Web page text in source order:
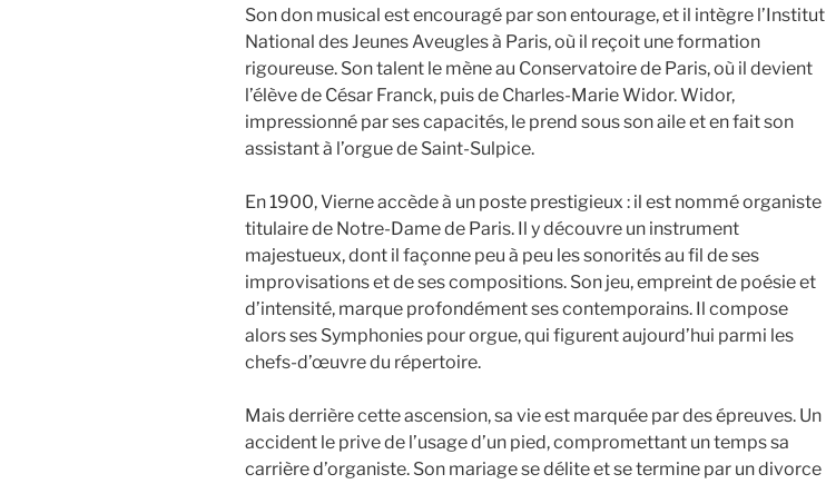
Son don musical est encouragé par son entourage, et il intègre l’Institut
National des Jeunes Aveugles à Paris, où il reçoit une formation
rigoureuse. Son talent le mène au Conservatoire de Paris, où il devient
l’élève de César Franck, puis de Charles-Marie Widor. Widor,
impressionné par ses capacités, le prend sous son aile et en fait son
assistant à l’orgue de Saint-Sulpice.
En 1900, Vierne accède à un poste prestigieux : il est nommé organiste
titulaire de Notre-Dame de Paris. Il y découvre un instrument
majestueux, dont il façonne peu à peu les sonorités au fil de ses
improvisations et de ses compositions. Son jeu, empreint de poésie et
d’intensité, marque profondément ses contemporains. Il compose
alors ses Symphonies pour orgue, qui figurent aujourd’hui parmi les
chefs-d’œuvre du répertoire.
Mais derrière cette ascension, sa vie est marquée par des épreuves. Un
accident le prive de l’usage d’un pied, compromettant un temps sa
carrière d’organiste. Son mariage se délite et se termine par un divorce